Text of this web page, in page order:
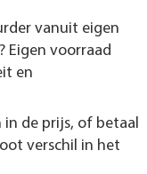
vanuit eigen
Eigen voorraad
en
in de prijs, of betaal
verschil in het